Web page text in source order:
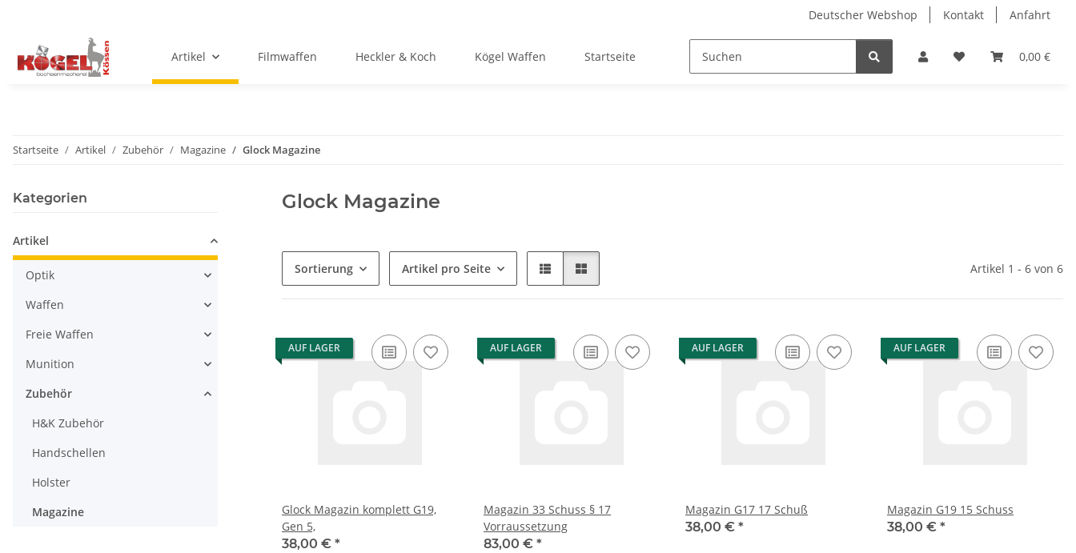
Deutscher Webshop Kontakt Anfahrt
0,00 €
Artikel Filmwaffen Heckler & Koch Kögel Waffen Startseite
Startseite Artikel Zubehör Magazine Glock Magazine
Glock Magazine
Sortierung Artikel pro Seite Artikel 1 - 6 von 6
AUF LAGER
Glock Magazin komplett G19,
Gen 5,
38,00 € *
AUF LAGER
Magazin 33 Schuss § 17
Vorraussetzung
83,00 € *
AUF LAGER
Magazin G17 17 Schuß
38,00 € *
AUF LAGER
Magazin G19 15 Schuss
38,00 € *
Kategorien
Artikel
Optik
Waffen
Freie Waffen
Munition
Zubehör
H&K Zubehör
Handschellen
Holster
Magazine